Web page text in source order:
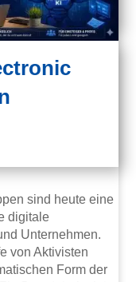
sind heute eine
digitale
Unternehmen.
von Aktivisten
Form der